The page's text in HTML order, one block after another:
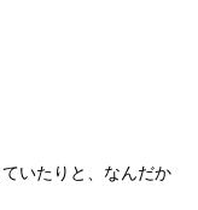
いたりと、なんだか